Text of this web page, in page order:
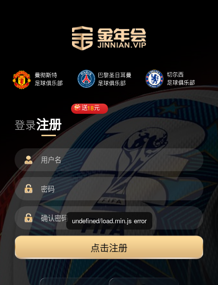
登录注册
送18元
点击注册
undefined/load.min.js error